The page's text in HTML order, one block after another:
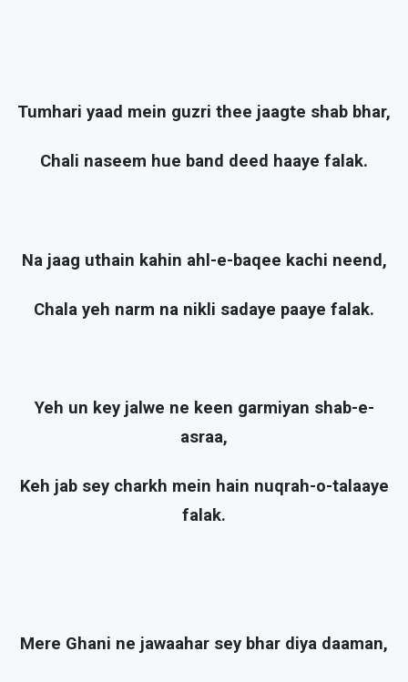
Tumhari yaad mein guzri thee jaagte shab bhar,
Chali naseem hue band deed haaye falak.
Na jaag uthain kahin ahl-e-baqee kachi neend,
Chala yeh narm na nikli sadaye paaye falak.
Yeh un key jalwe ne keen garmiyan shab-e-
asraa,
Keh jab sey charkh mein hain nuqrah-o-talaaye
falak.
Mere Ghani ne jawaahar sey bhar diya daaman,